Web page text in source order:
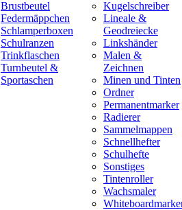
Brustbeutel
Federmäppchen
Schlamperboxen
Schulranzen
Trinkflaschen
Turnbeutel &
Sportaschen
Kugelschreiber
Lineale &
Geodreiecke
Linkshänder
Malen &
Zeichnen
Minen und Tinten
Ordner
Permanentmarker
Radierer
Sammelmappen
Schnellhefter
Schulhefte
Sonstiges
Tintenroller
Wachsmaler